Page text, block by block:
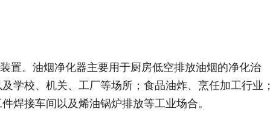
置。油烟净化器主要用于厨房低空排放油烟的净化治
学校、机关、工厂等场所；食品油炸、烹任加工行业；
焊接车间以及烯油锅炉排放等工业场合。